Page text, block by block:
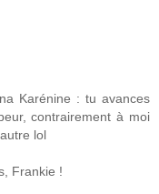
Karénine : tu avances
contrairement à moi
lol
Frankie !